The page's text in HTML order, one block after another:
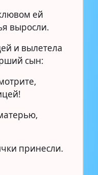
ей
выросли.
и вылетела
сын:
принесли.